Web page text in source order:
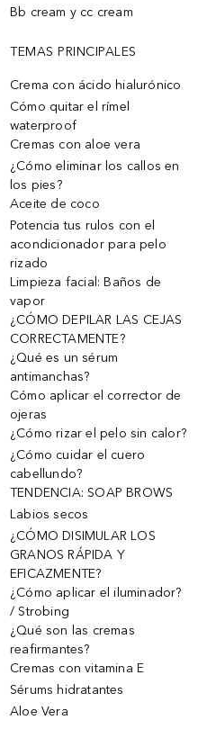
Bb cream y cc cream
TEMAS PRINCIPALES
Crema con ácido hialurónico
Cómo quitar el rímel
waterproof
Cremas con aloe vera
¿Cómo eliminar los callos en
los pies?
Aceite de coco
Potencia tus rulos con el
acondicionador para pelo
rizado
Limpieza facial: Baños de
vapor
¿CÓMO DEPILAR LAS CEJAS
CORRECTAMENTE?
¿Qué es un sérum
antimanchas?
Cómo aplicar el corrector de
ojeras
¿Cómo rizar el pelo sin calor?
¿Cómo cuidar el cuero
cabellundo?
TENDENCIA: SOAP BROWS
Labios secos
¿CÓMO DISIMULAR LOS
GRANOS RÁPIDA Y
EFICAZMENTE?
¿Cómo aplicar el iluminador?
/ Strobing
¿Qué son las cremas
reafirmantes?
Cremas con vitamina E
Sérums hidratantes
Aloe Vera